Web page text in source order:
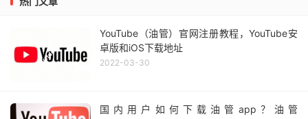
YouTube（油管）官网注册教程，YouTube安
卓版和iOS下载地址
2022-03-30
国内用户如何下载油管app？油管